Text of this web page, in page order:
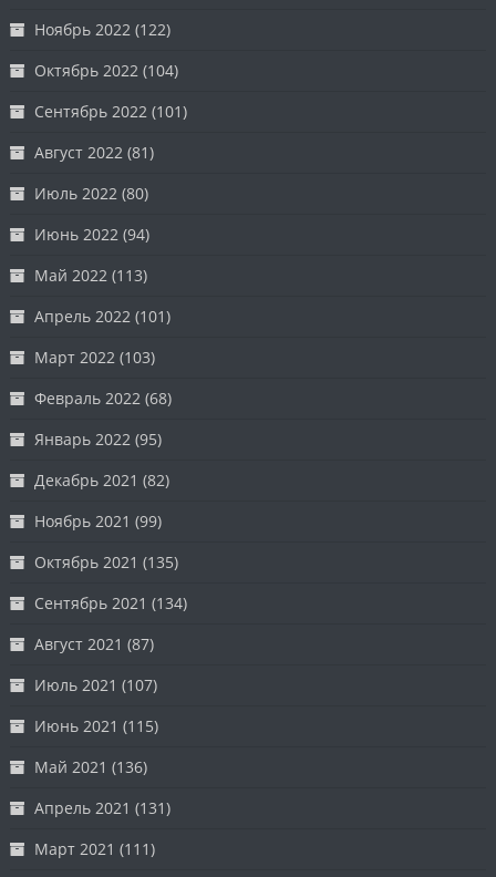
Ноябрь 2022 (122)
Октябрь 2022 (104)
Сентябрь 2022 (101)
Август 2022 (81)
Июль 2022 (80)
Июнь 2022 (94)
Май 2022 (113)
Апрель 2022 (101)
Март 2022 (103)
Февраль 2022 (68)
Январь 2022 (95)
Декабрь 2021 (82)
Ноябрь 2021 (99)
Октябрь 2021 (135)
Сентябрь 2021 (134)
Август 2021 (87)
Июль 2021 (107)
Июнь 2021 (115)
Май 2021 (136)
Апрель 2021 (131)
Март 2021 (111)